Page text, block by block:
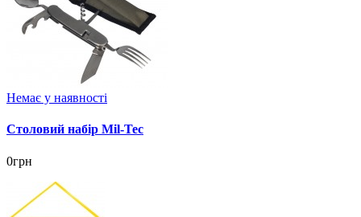
Немає у наявності
Столовий набір Mil-Tec
0грн